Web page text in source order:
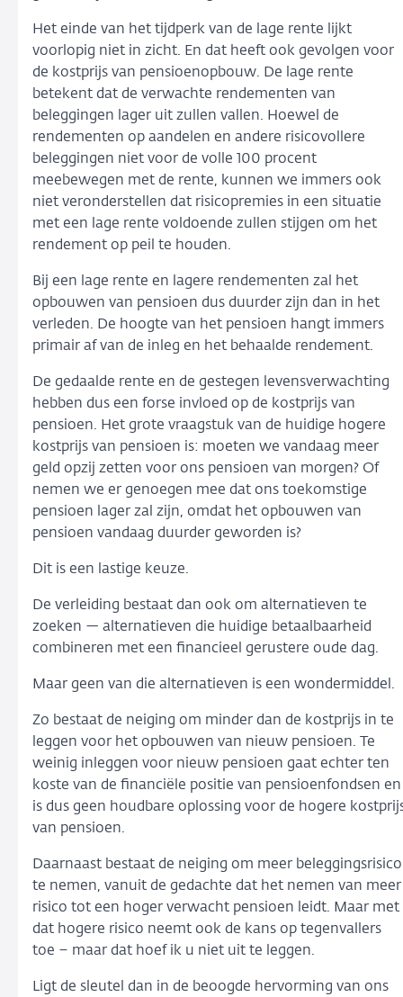
Het einde van het tijdperk van de lage rente lijkt
voorlopig niet in zicht. En dat heeft ook gevolgen voor
de kostprijs van pensioenopbouw. De lage rente
betekent dat de verwachte rendementen van
beleggingen lager uit zullen vallen. Hoewel de
rendementen op aandelen en andere risicovollere
beleggingen niet voor de volle 100 procent
meebewegen met de rente, kunnen we immers ook
niet veronderstellen dat risicopremies in een situatie
met een lage rente voldoende zullen stijgen om het
rendement op peil te houden.
Bij een lage rente en lagere rendementen zal het
opbouwen van pensioen dus duurder zijn dan in het
verleden. De hoogte van het pensioen hangt immers
primair af van de inleg en het behaalde rendement.
De gedaalde rente en de gestegen levensverwachting
hebben dus een forse invloed op de kostprijs van
pensioen. Het grote vraagstuk van de huidige hogere
kostprijs van pensioen is: moeten we vandaag meer
geld opzij zetten voor ons pensioen van morgen? Of
nemen we er genoegen mee dat ons toekomstige
pensioen lager zal zijn, omdat het opbouwen van
pensioen vandaag duurder geworden is?
Dit is een lastige keuze.
De verleiding bestaat dan ook om alternatieven te
zoeken — alternatieven die huidige betaalbaarheid
combineren met een financieel gerustere oude dag.
Maar geen van die alternatieven is een wondermiddel.
Zo bestaat de neiging om minder dan de kostprijs in te
leggen voor het opbouwen van nieuw pensioen. Te
weinig inleggen voor nieuw pensioen gaat echter ten
koste van de financiële positie van pensioenfondsen en
is dus geen houdbare oplossing voor de hogere
van pensioen.
Daarnaast bestaat de neiging om meer beleggingsrisico
te nemen, vanuit de gedachte dat het nemen van meer
risico tot een hoger verwacht pensioen leidt. Maar met
dat hogere risico neemt ook de kans op tegenvallers
toe – maar dat hoef ik u niet uit te leggen.
Ligt de sleutel dan in de beoogde hervorming van ons